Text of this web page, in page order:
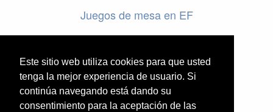
Este sitio web utiliza cookies para que usted
tenga la mejor experiencia de usuario. Si
continúa navegando está dando su
consentimiento para la aceptación de las
Juegos de mesa en EF
Programar en EF
Cursos online de educación física
Artículos destacados